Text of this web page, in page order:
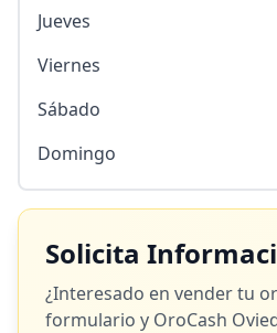
Jueves
Viernes
Sábado
Domingo
Solicita
¿Interesado en vender tu
formulario y OroCash